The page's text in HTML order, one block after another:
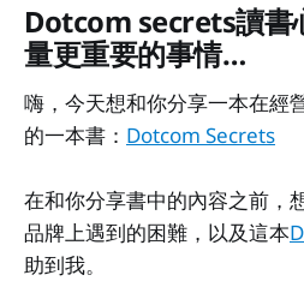
Dotcom secrets讀書
量更重要的事情…
嗨，今天想和你分享一本在經
的一本書： Dotcom Secrets
在和你分享書中的內容之前，
品牌上遇到的困難，以及這本
助到我。